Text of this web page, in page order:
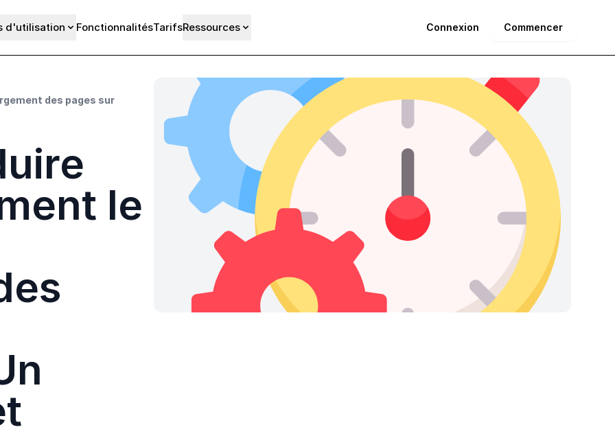
d'utilisation FonctionnalitésTarifsRessources Connexion Commencer
des pages sur
le